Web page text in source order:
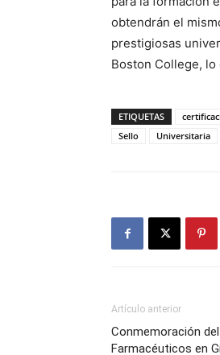
obtendrán el
prestigiosas
Boston College,
ETIQUETAS
Sello
Universitaria
Artículo anterior
Conmemoración
Farmacéuticos en